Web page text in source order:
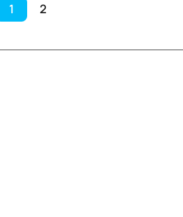
1 2